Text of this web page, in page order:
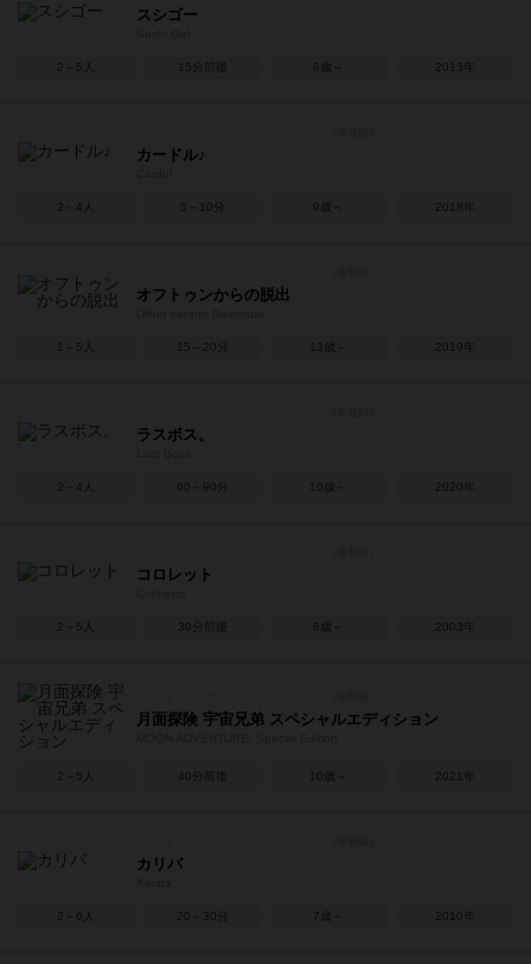
スシゴー
2～5人 15分前後 8歳～ 2013年
カードル♪
2～4人 5～10分 9歳～ 2018年
オフトゥンからの脱出
1～5人 15～20分 13歳～ 2019年
ラスボス。
2～4人 60～90分 10歳～ 2020年
コロレット
2～5人 30分前後 8歳～ 2003年
月面探険 宇宙兄弟 スペシャルエディション
2～5人 40分前後 10歳～ 2021年
カリバ
2～6人 20～30分 7歳～ 2010年